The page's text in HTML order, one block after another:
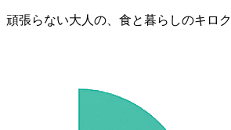
頑張らない大人の、食と暮らしのキロク